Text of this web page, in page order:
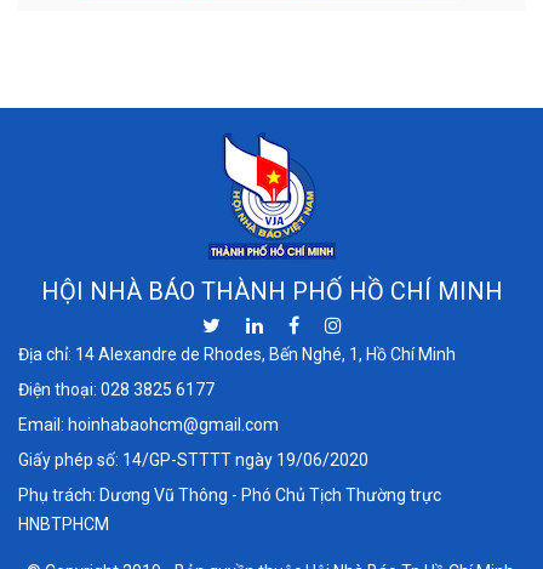
HỘI NHÀ BÁO THÀNH PHỐ HỒ CHÍ MINH
Địa chỉ: 14 Alexandre de Rhodes, Bến Nghé, 1, Hồ Chí Minh
Điện thoại: 028 3825 6177
Email: hoinhabaohcm@gmail.com
Giấy phép số: 14/GP-STTTT ngày 19/06/2020
Phụ trách: Dương Vũ Thông - Phó Chủ Tịch Thường trực
HNBTPHCM